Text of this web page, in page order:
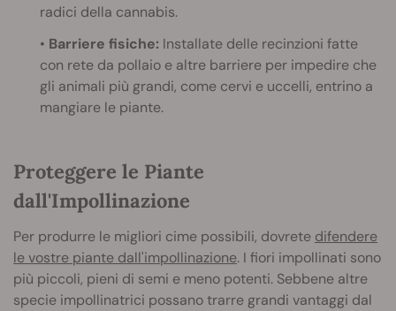
radici della cannabis.
• Barriere fisiche: Installate delle recinzioni fatte
con rete da pollaio e altre barriere per impedire che
gli animali più grandi, come cervi e uccelli, entrino a
mangiare le piante.
Proteggere le Piante
dall'Impollinazione
Per produrre le migliori cime possibili, dovrete difendere
le vostre piante dall'impollinazione. I fiori impollinati sono
più piccoli, pieni di semi e meno potenti. Sebbene altre
specie impollinatrici possano trarre grandi vantaggi dal